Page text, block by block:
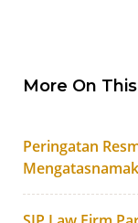
More On
Peringatan